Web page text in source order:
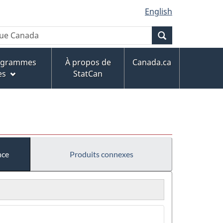
English
À propos de
StatCan
Canada.ca
Produits connexes